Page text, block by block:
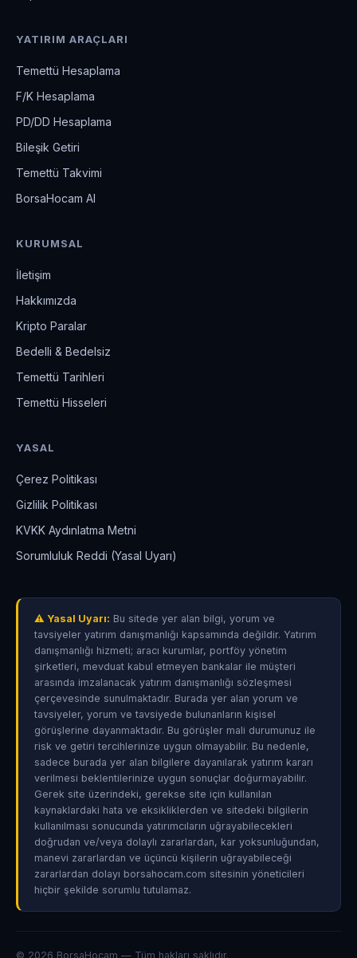
YATIRIM ARAÇLARI
Temettü Hesaplama
F/K Hesaplama
PD/DD Hesaplama
Bileşik Getiri
Temettü Takvimi
BorsaHocam AI
KURUMSAL
İletişim
Hakkımızda
Kripto Paralar
Bedelli & Bedelsiz
Temettü Tarihleri
Temettü Hisseleri
YASAL
Çerez Politikası
Gizlilik Politikası
KVKK Aydınlatma Metni
Sorumluluk Reddi (Yasal Uyarı)
⚠ Yasal Uyarı: Bu sitede yer alan bilgi, yorum ve
tavsiyeler yatırım danışmanlığı kapsamında değildir. Yatırım
danışmanlığı hizmeti; aracı kurumlar, portföy yönetim
şirketleri, mevduat kabul etmeyen bankalar ile müşteri
arasında imzalanacak yatırım danışmanlığı sözleşmesi
çerçevesinde sunulmaktadır. Burada yer alan yorum ve
tavsiyeler, yorum ve tavsiyede bulunanların kişisel
görüşlerine dayanmaktadır. Bu görüşler mali durumunuz ile
risk ve getiri tercihlerinize uygun olmayabilir. Bu nedenle,
sadece burada yer alan bilgilere dayanılarak yatırım kararı
verilmesi beklentilerinize uygun sonuçlar doğurmayabilir.
Gerek site üzerindeki, gerekse site için kullanılan
kaynaklardaki hata ve eksikliklerden ve sitedeki bilgilerin
kullanılması sonucunda yatırımcıların uğrayabilecekleri
doğrudan ve/veya dolaylı zararlardan, kar yoksunluğundan,
manevi zararlardan ve üçüncü kişilerin uğrayabileceği
zararlardan dolayı borsahocam.com sitesinin yöneticileri
hiçbir şekilde sorumlu tutulamaz.
© 2026 BorsaHocam — Tüm hakları saklıdır.